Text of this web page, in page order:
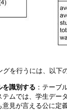
を行うには、以下
を識別する ：テーブ
テムでは、学生デー
意見が言える公に定